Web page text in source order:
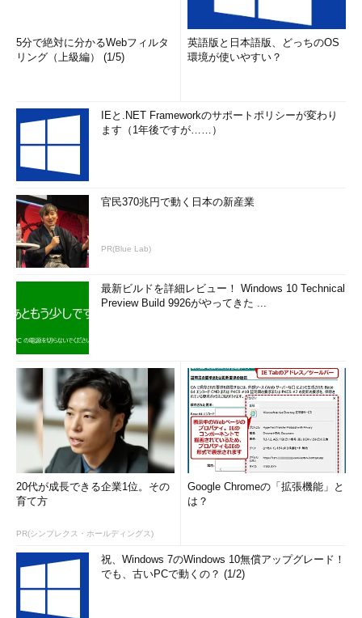
5分で絶対に分かるWebフィルタ
リング（上級編） (1/5)
英語版と日本語版、どっちのOS
環境が使いやすい？
IEと.NET Frameworkのサポートポリシーが変わり
ます（1年後ですが……）
官民370兆円で動く日本の新産業
PR(Blue Lab)
最新ビルドを詳細レビュー！ Windows 10 Technical
Preview Build 9926がやってきた ...
20代が成長できる企業1位。その
育て方
PR(シンプレクス・ホールディングス)
Google Chromeの「拡張機能」と
は？
祝、Windows 7のWindows 10無償アップグレード！
でも、古いPCで動くの？ (1/2)